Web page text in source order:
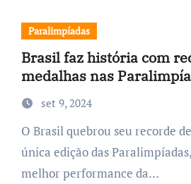
Paralimpíadas
Brasil faz história com
medalhas nas
set 9, 2024
O Brasil quebrou seu recorde de medalhas em uma
única edição das
melhor performance da…